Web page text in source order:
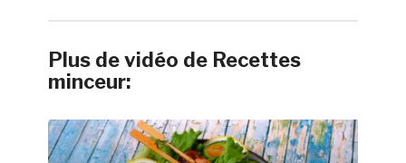
Plus de vidéo de Recettes
minceur: